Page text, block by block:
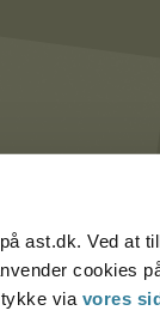
ast.dk. Ved at
cookies
via vores